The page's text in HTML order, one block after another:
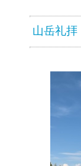
山岳礼拝